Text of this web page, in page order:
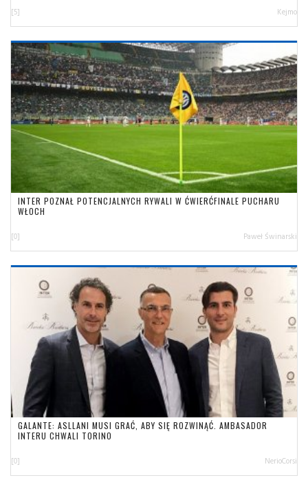
[5] Kejmo
INTER POZNAŁ POTENCJALNYCH RYWALI W ĆWIERĆFINALE PUCHARU
WŁOCH
[0] Paweł Świnarski
GALANTE: ASLLANI MUSI GRAĆ, ABY SIĘ ROZWINĄĆ. AMBASADOR
INTERU CHWALI TORINO
[0] NerioCorsi